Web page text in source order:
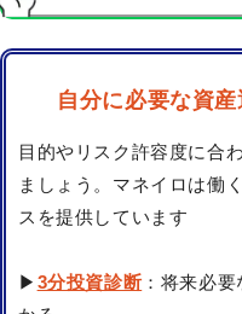
自分に必要な資
目的やリスク許容度に合
ましょう。マネイロは働
スを提供しています
▶ 3分投資診断：将来必要